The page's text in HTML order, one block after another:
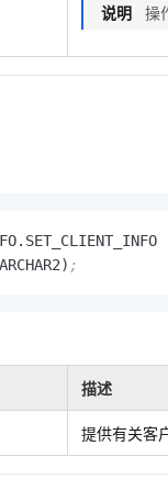
说明 操
;
描述
提供有关客